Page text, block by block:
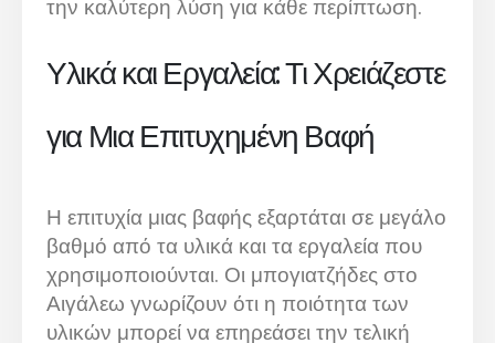
την καλύτερη λύση για κάθε περίπτωση.
Υλικά και Εργαλεία: Τι Χρειάζεστε
για Μια Επιτυχημένη Βαφή
Η επιτυχία μιας βαφής εξαρτάται σε μεγάλο
βαθμό από τα υλικά και τα εργαλεία που
χρησιμοποιούνται. Οι μπογιατζήδες στο
Αιγάλεω γνωρίζουν ότι η ποιότητα των
υλικών μπορεί να επηρεάσει την τελική